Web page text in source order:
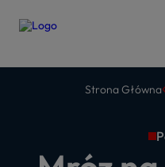
Strona Główna